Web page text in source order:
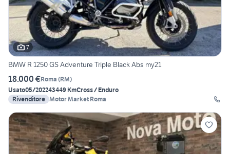
7
BMW R 1250 GS Adventure Triple Black Abs my21
18.000 €Roma (RM)
Usato05/202243449 KmCross / Enduro
Rivenditore Motor Market Roma